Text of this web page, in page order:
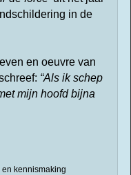
in de
en oeuvre van
“Als ik schep
mijn hoofd bijna
kennismaking